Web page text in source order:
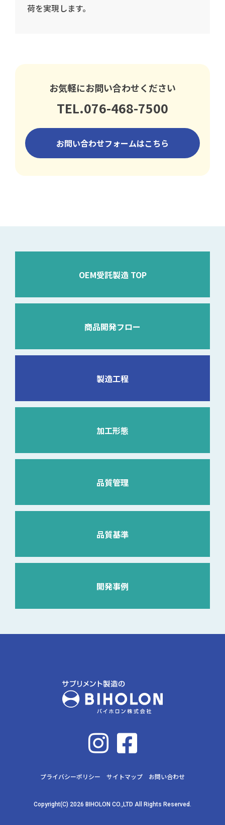
荷を実現します。
お気軽にお問い合わせください
TEL.076-468-7500
お問い合わせフォームはこちら
OEM受託製造 TOP
商品開発フロー
製造工程
加工形態
品質管理
品質基準
開発事例
プライバシーポリシー サイトマップ お問い合わせ
Copyright(C) 2026 BIHOLON CO.,LTD All Rights Reserved.